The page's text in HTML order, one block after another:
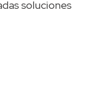
soluciones